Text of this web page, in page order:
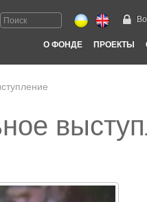
О ФОНДЕ ПРОЕКТЫ